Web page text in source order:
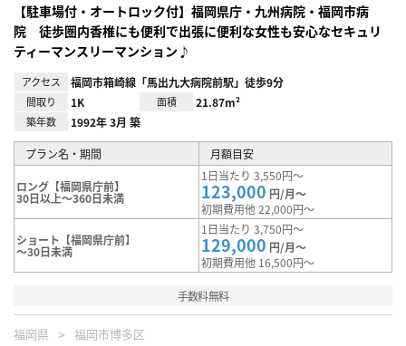
【駐車場付・オートロック付】福岡県庁・九州病院・福岡市病
院 徒歩圏内香椎にも便利で出張に便利な女性も安心なセキュリ
ティーマンスリーマンション♪
アクセス 福岡市箱崎線「馬出九大病院前駅」徒歩9分
間取り 1K 面積 21.87m²
築年数 1992年 3月 築
プラン名・期間 月額目安
ロング【福岡県庁前】
30日以上～360日未満
1日当たり 3,550円～
123,000 円/月～
初期費用他 22,000円～
ショート【福岡県庁前】
～30日未満
1日当たり 3,750円～
129,000 円/月～
初期費用他 16,500円～
手数料無料
福岡県 福岡市博多区